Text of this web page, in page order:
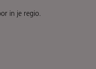
in je regio.